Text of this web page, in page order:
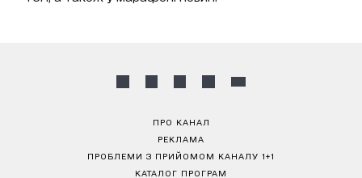
ПРО КАНАЛ
РЕКЛАМА
ПРОБЛЕМИ З ПРИЙОМОМ КАНАЛУ 1+1
КАТАЛОГ ПРОГРАМ